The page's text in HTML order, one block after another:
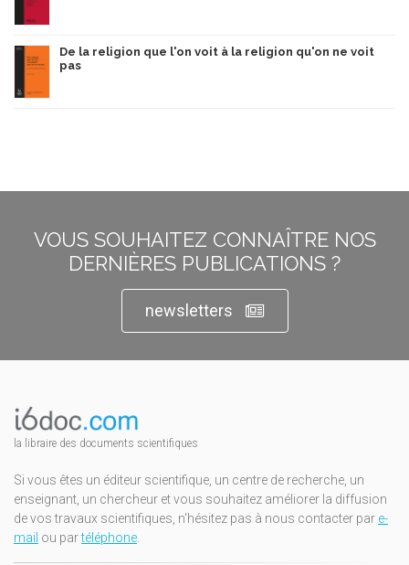
De la religion que l'on voit à la religion qu'on ne voit
pas
VOUS SOUHAITEZ CONNAÎTRE NOS
DERNIÈRES PUBLICATIONS ?
newsletters
la libraire des documents scientifiques
Si vous êtes un éditeur scientifique, un centre de recherche, un
enseignant, un chercheur et vous souhaitez améliorer la diffusion
de vos travaux scientifiques, n'hésitez pas à nous contacter par e-
mail ou partéléphone